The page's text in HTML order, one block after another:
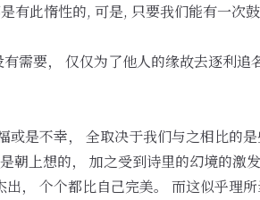
有此惰性的, 可是, 只要我们能有一次
需要， 仅仅为了他人的缘故去逐利追
是不幸， 全取决于我们与之相比的
朝上想的， 加之受到诗里的幻境的激
， 个个都比自己完美。 而这似乎理所